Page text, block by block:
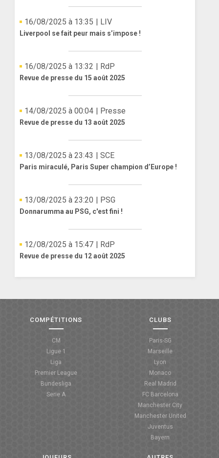
16/08/2025 à 13:35 | LIV
Liverpool se fait peur mais s’impose !
16/08/2025 à 13:32 | RdP
Revue de presse du 15 août 2025
14/08/2025 à 00:04 | Presse
Revue de presse du 13 août 2025
13/08/2025 à 23:43 | SCE
Paris miraculé, Paris Super champion d’Europe !
13/08/2025 à 23:20 | PSG
Donnarumma au PSG, c'est fini !
12/08/2025 à 15:47 | RdP
Revue de presse du 12 août 2025
COMPÉTITIONS
CM
Ligue 1
Liga
Premier League
Bundesliga
Serie A
CLUBS
Paris-SG
Marseille
Lyon
Monaco
Real Madrid
FC Barcelona
Manchester City
Manchester United
Juventus
Bayern